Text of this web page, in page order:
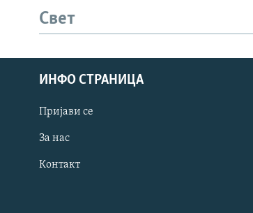
СЛЕДЕТЕ НЕ
Свет
ИНФО СТРАНИЦА
Пријави се
За нас
Контакт